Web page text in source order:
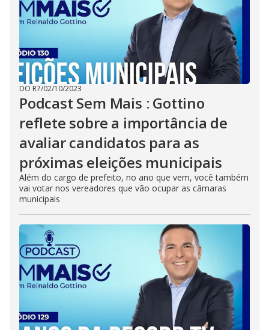
DO R7/02/10/2023
Podcast Sem Mais : Gottino
reflete sobre a importância de
avaliar candidatos para as
próximas eleições municipais
Além do cargo de prefeito, no ano que vem, você também
vai votar nos vereadores que vão ocupar as câmaras
municipais